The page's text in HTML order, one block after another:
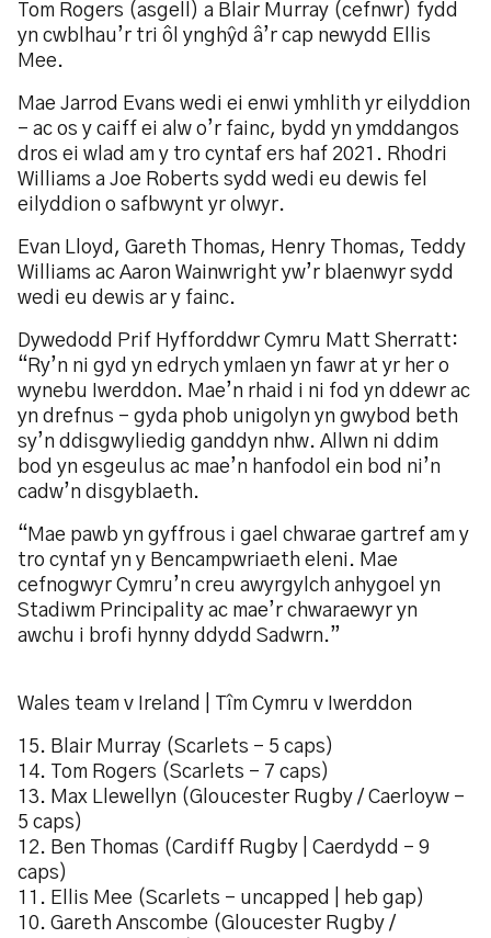
Tom Rogers (asgell) a Blair Murray (cefnwr) fydd
yn cwblhau’r tri ôl ynghŷd â’r cap newydd Ellis
Mee.
Mae Jarrod Evans wedi ei enwi ymhlith yr eilyddion
– ac os y caiff ei alw o’r fainc, bydd yn ymddangos
dros ei wlad am y tro cyntaf ers haf 2021. Rhodri
Williams a Joe Roberts sydd wedi eu dewis fel
eilyddion o safbwynt yr olwyr.
Evan Lloyd, Gareth Thomas, Henry Thomas, Teddy
Williams ac Aaron Wainwright yw’r blaenwyr sydd
wedi eu dewis ar y fainc.
Dywedodd Prif Hyfforddwr Cymru Matt Sherratt:
“Ry’n ni gyd yn edrych ymlaen yn fawr at yr her o
wynebu Iwerddon. Mae’n rhaid i ni fod yn ddewr ac
yn drefnus - gyda phob unigolyn yn gwybod beth
sy’n ddisgwyliedig ganddyn nhw. Allwn ni ddim
bod yn esgeulus ac mae’n hanfodol ein bod ni’n
cadw’n disgyblaeth.
“Mae pawb yn gyffrous i gael chwarae gartref am y
tro cyntaf yn y Bencampwriaeth eleni. Mae
cefnogwyr Cymru’n creu awyrgylch anhygoel yn
Stadiwm Principality ac mae’r chwaraewyr yn
awchu i brofi hynny ddydd Sadwrn.”
Wales team v Ireland | Tîm Cymru v Iwerddon
15. Blair Murray (Scarlets – 5 caps)
14. Tom Rogers (Scarlets – 7 caps)
13. Max Llewellyn (Gloucester Rugby / Caerloyw –
5 caps)
12. Ben Thomas (Cardiff Rugby | Caerdydd – 9
caps)
11. Ellis Mee (Scarlets – uncapped | heb gap)
10. Gareth Anscombe (Gloucester Rugby /